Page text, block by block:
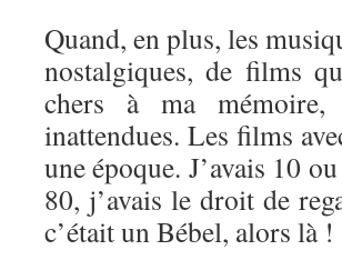
Quand, en plus, les
nostalgiques, de films
chers à ma
inattendues. Les films
une époque. J’avais 10
80, j’avais le droit de
c’était un Bébel, alors là !